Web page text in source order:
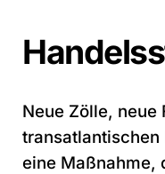
Neue Zölle, neue
transatlantischen
eine Maßnahme,